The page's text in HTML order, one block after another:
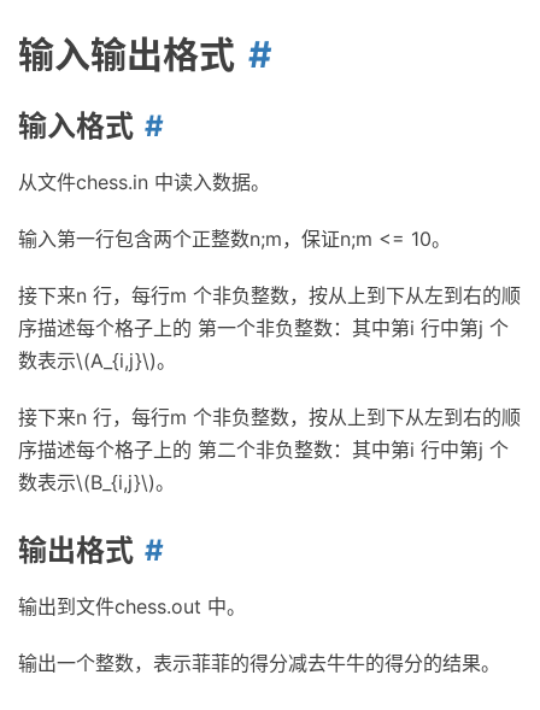
输入输出格式
输入格式
从文件chess.in 中读入数据。
输入第一行包含两个正整数n;m，保证n;m <= 10。
接下来n 行，每行m 个非负整数，按从上到下从左到右的顺
序描述每个格子上的 第一个非负整数：其中第i 行中第j 个
数表示\(A_{i,j}\)。
接下来n 行，每行m 个非负整数，按从上到下从左到右的顺
序描述每个格子上的 第二个非负整数：其中第i 行中第j 个
数表示\(B_{i,j}\)。
输出格式
输出到文件chess.out 中。
输出一个整数，表示菲菲的得分减去牛牛的得分的结果。